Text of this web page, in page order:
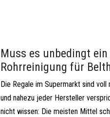
Muss es unbedingt
Rohrreinigung für
Die Regale im Supermarkt sind
und nahezu jeder Hersteller
nicht wissen: Die meisten Mittel